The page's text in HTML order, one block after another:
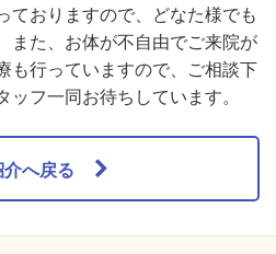
ておりますので、どなた様でも
また、お体が不自由でご来院が
も行っていますので、ご相談下
フ一同お待ちしています。
介へ戻る